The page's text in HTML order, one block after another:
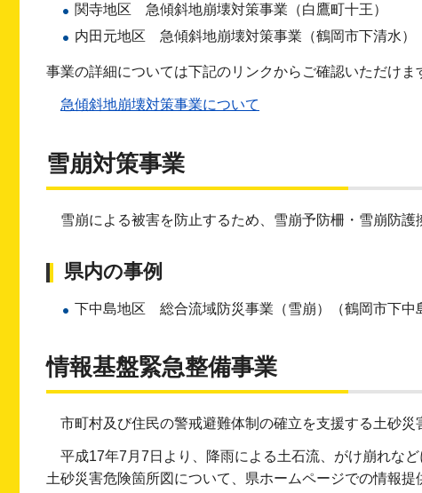
関寺地区 急傾斜地崩壊対策事業（白鷹町十王）
内田元地区 急傾斜地崩壊対策事業（鶴岡市下清水）
事業の詳細については下記のリンクからご確認いただけま
急傾斜地崩壊対策事業について
雪崩対策事業
雪崩による被害を防止するため、雪崩予防柵・雪崩防護
県内の事例
下中島地区 総合流域防災事業（雪崩）（鶴岡市下中
情報基盤緊急整備事業
市町村及び住民の警戒避難体制の確立を支援する土砂災
平成17年7月7日より、降雨による土石流、がけ崩れな
土砂災害危険箇所図について、県ホームページでの情報提